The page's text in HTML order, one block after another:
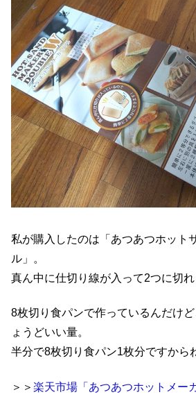
私が購入したのは「あつあつホット
ル」。
真ん中に仕切り線が入って2つに切れ
8枚切り食パンで作っているんだけ
ょうどいい量。
半分で8枚切り食パン1枚分ですから
＞＞ 楽天市場「あつあつホットメー